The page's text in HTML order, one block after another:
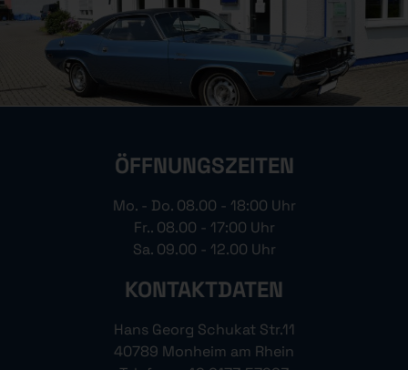
ÖFFNUNGSZEITEN
Mo. - Do. 08.00 - 18:00 Uhr
Fr.. 08.00 - 17:00 Uhr
Sa. 09.00 - 12.00 Uhr
KONTAKTDATEN
Hans Georg Schukat Str.11
40789 Monheim am Rhein